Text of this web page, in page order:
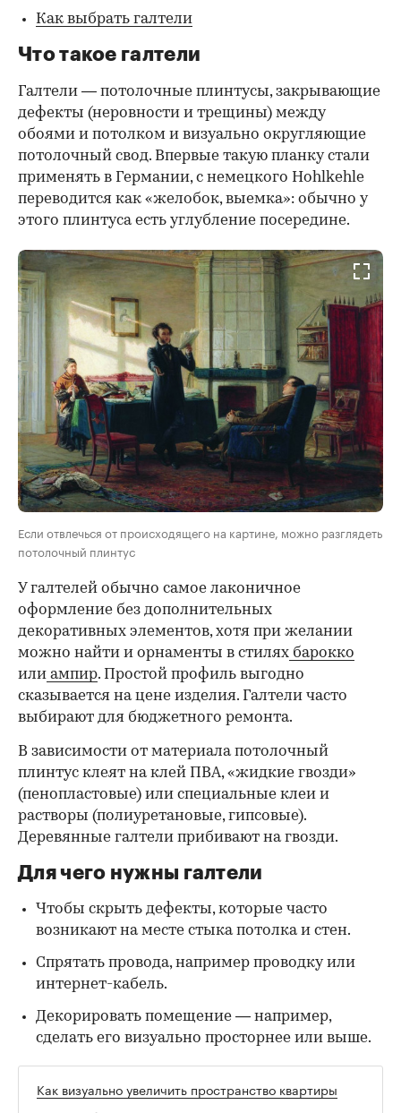
Как выбрать галтели
Что такое галтели
Галтели — потолочные плинтусы, закрывающие
дефекты (неровности и трещины) между
обоями и потолком и визуально округляющие
потолочный свод. Впервые такую планку стали
применять в Германии, с немецкого Hohlkehle
переводится как «желобок, выемка»: обычно у
этого плинтуса есть углубление посередине.
Если отвлечься от происходящего на картине, можно разглядеть
потолочный плинтус
У галтелей обычно самое лаконичное
оформление без дополнительных
декоративных элементов, хотя при желании
можно найти и орнаменты в стилях барокко
или ампир. Простой профиль выгодно
сказывается на цене изделия. Галтели часто
выбирают для бюджетного ремонта.
В зависимости от материала потолочный
плинтус клеят на клей ПВА, «жидкие гвозди»
(пенопластовые) или специальные клеи и
растворы (полиуретановые, гипсовые).
Деревянные галтели прибивают на гвозди.
Для чего нужны галтели
Чтобы скрыть дефекты, которые часто
возникают на месте стыка потолка и стен.
Спрятать провода, например проводку или
интернет-кабель.
Декорировать помещение — например,
сделать его визуально просторнее или выше.
Как визуально увеличить пространство квартиры